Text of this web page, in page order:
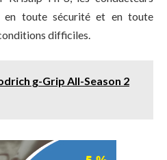
en toute sécurité et en toute
difficiles.
g-Grip All-Season 2